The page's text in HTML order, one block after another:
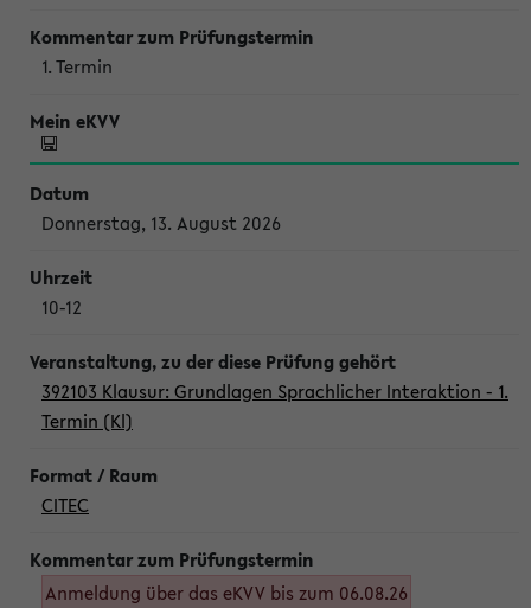
1. Termin
Donnerstag, 13. August 2026
10-12
392103 Klausur: Grundlagen Sprachlicher Interaktion - 1.
Termin (Kl)
CITEC
Anmeldung über das eKVV bis zum 06.08.26